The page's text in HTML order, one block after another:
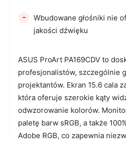
ASUS ProArt PA169CDV to
profesjonalistów, szczególnie
projektantów. Ekran 15.6 cala
która oferuje szerokie kąty
odwzorowanie kolorów.
paletę barw sRGB, a także
Adobe RGB, co zapewnia
-
Wbudowane głośniki nie
jakości dźwięku